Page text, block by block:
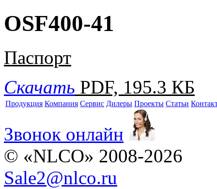
OSF400-41
Паспорт
Скачать PDF, 195.3 КБ
Продукция Компания Сервис Дилеры Проекты Статьи
Звонок онлайн
© «NLCO» 2008-2026
Sale2@nlco.ru